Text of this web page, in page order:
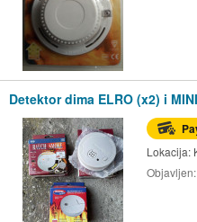
Detektor dima ELRO (x2) i
Lokacija:
Objavljen: